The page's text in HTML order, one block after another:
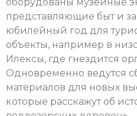
представляющие быт и
юбилейный год для
объекты, например в
Илексы, где гнездится
Одновременно ведутся
материалов для новых
которые расскажут об